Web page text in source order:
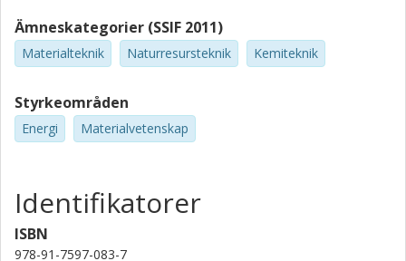
Ämneskategorier (SSIF 2011)
Materialteknik Naturresursteknik Kemiteknik
Styrkeområden
Energi Materialvetenskap
Identifikatorer
ISBN
978-91-7597-083-7